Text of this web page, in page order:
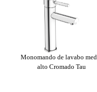
Monomando de lavabo
alto Cromado Tau